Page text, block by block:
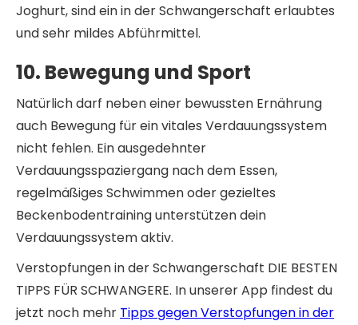
Joghurt, sind ein in der Schwangerschaft erlaubtes
und sehr mildes Abführmittel.
10. Bewegung und Sport
Natürlich darf neben einer bewussten Ernährung
auch Bewegung für ein vitales Verdauungssystem
nicht fehlen. Ein ausgedehnter
Verdauungsspaziergang nach dem Essen,
regelmäßiges Schwimmen oder gezieltes
Beckenbodentraining unterstützen dein
Verdauungssystem aktiv.
Verstopfungen in der Schwangerschaft DIE BESTEN
TIPPS FÜR SCHWANGERE. In unserer App findest du
jetzt noch mehr Tipps gegen Verstopfungen in der